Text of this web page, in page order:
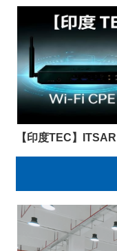
【印度TEC】